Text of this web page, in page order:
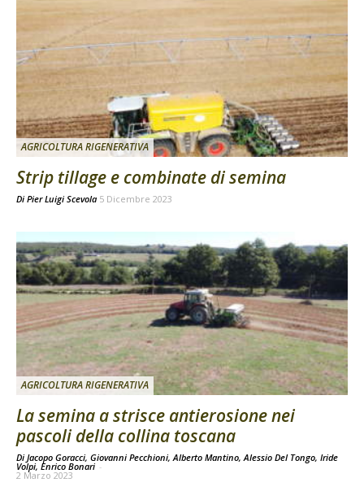
AGRICOLTURA RIGENERATIVA
Strip tillage e combinate di semina
Di Pier Luigi Scevola 5 Dicembre 2023
AGRICOLTURA RIGENERATIVA
La semina a strisce antierosione nei
pascoli della collina toscana
Di Jacopo Goracci, Giovanni Pecchioni, Alberto Mantino, Alessio Del Tongo, Iride
Volpi, Enrico Bonari -
2 Marzo 2023